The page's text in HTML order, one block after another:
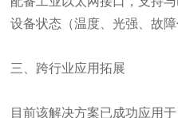
设备状态（温度、光强、故
三、跨行业应用拓展
目前该解决方案已成功应用于